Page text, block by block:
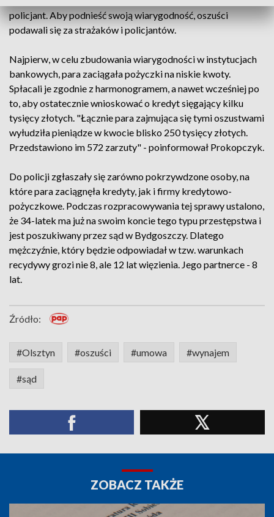
policjant. Aby podnieść swoją wiarygodność, oszuści
podawali się za strażaków i policjantów.
Najpierw, w celu zbudowania wiarygodności w instytucjach
bankowych, para zaciągała pożyczki na niskie kwoty.
Spłacali je zgodnie z harmonogramem, a nawet wcześniej po
to, aby ostatecznie wnioskować o kredyt sięgający kilku
tysięcy złotych. "Łącznie para zajmująca się tymi oszustwami
wyłudziła pieniądze w kwocie blisko 250 tysięcy złotych.
Przedstawiono im 572 zarzuty" - poinformował Prokopczyk.
Do policji zgłaszały się zarówno pokrzywdzone osoby, na
które para zaciągnęła kredyty, jak i firmy kredytowo-
pożyczkowe. Podczas rozpracowywania tej sprawy ustalono,
że 34-latek ma już na swoim koncie tego typu przestępstwa i
jest poszukiwany przez sąd w Bydgoszczy. Dlatego
mężczyźnie, który będzie odpowiadał w tzw. warunkach
recydywy grozi nie 8, ale 12 lat więzienia. Jego partnerce - 8
lat.
Źródło:
#Olsztyn #oszuści #umowa #wynajem
#sąd
ZOBACZ TAKŻE